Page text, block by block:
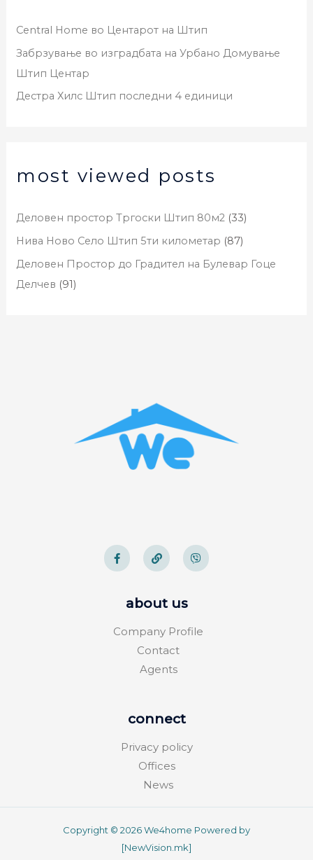
Central Home во Центарот на Штип
Забрзување во изградбата на Урбано Домување
Штип Центар
Дестра Хилс Штип последни 4 единици
most viewed posts
Деловен простор Тргоски Штип 80м2 (33)
Нива Ново Село Штип 5ти километар (87)
Деловен Простор до Градител на Булевар Гоце
Делчев (91)
about us
Company Profile
Contact
Agents
connect
Privacy policy
Offices
News
Copyright © 2026 We4home Powered by
[NewVision.mk]